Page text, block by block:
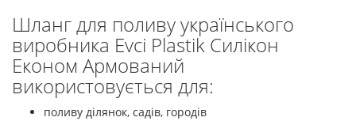
Шланг для поливу українського
виробника Evci Plastik Силікон
Економ Армований
використовується для:
поливу ділянок, садів, городів